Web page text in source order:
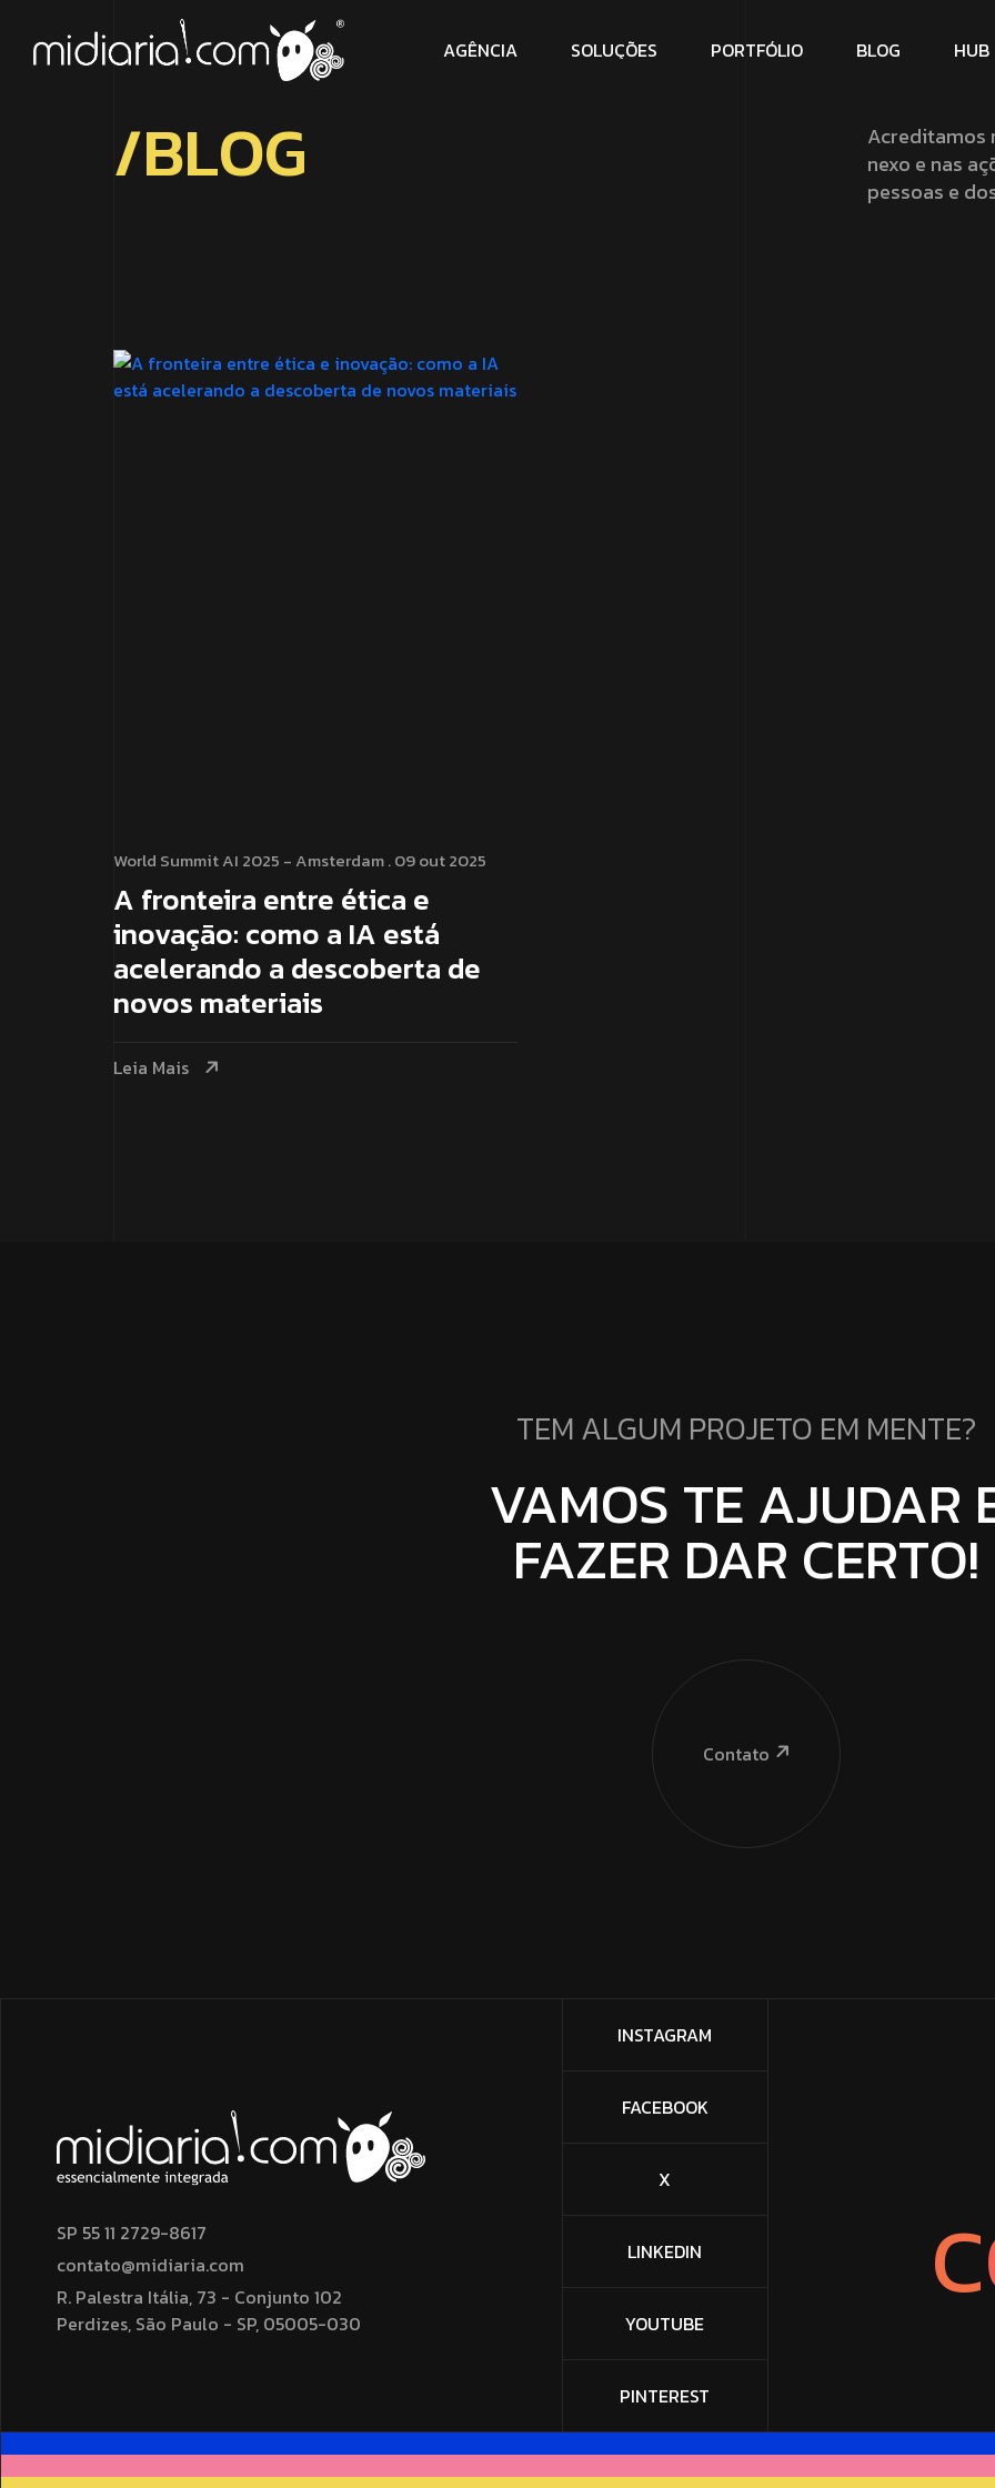
AGÊNCIA SOLUÇÕES PORTFÓLIO BLOG HUB
/BLOG
Acreditamos
nexo e nas
pessoas e
World Summit AI 2025 - Amsterdam. 09 out 2025
A fronteira entre ética e
inovação: como a IA está
acelerando a descoberta de
novos materiais
Leia Mais
TEM ALGUM PROJETO EM MENTE?
VAMOS TE AJUDAR
FAZER DAR CERTO!
Contato
SP 55 11 2729-8617
contato@midiaria.com
R. Palestra Itália, 73 - Conjunto 102
Perdizes, São Paulo - SP, 05005-030
INSTAGRAM
FACEBOOK
X
LINKEDIN
YOUTUBE
PINTEREST
C